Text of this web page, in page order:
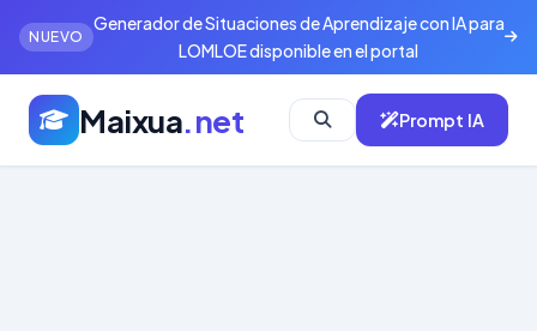
NUEVO
Generador de Situaciones de Aprendizaje con IA para
LOMLOE disponible en el portal
Maixua.net Prompt IA